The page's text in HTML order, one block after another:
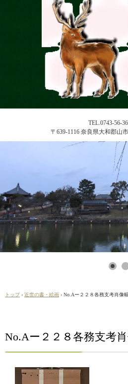
TEL.0743-56-
〒639-1116 奈良県大和郡山
トップ › 近世の書・絵画 › No.Aー２２８各務支考肖像
No.Aー２２８各務支考